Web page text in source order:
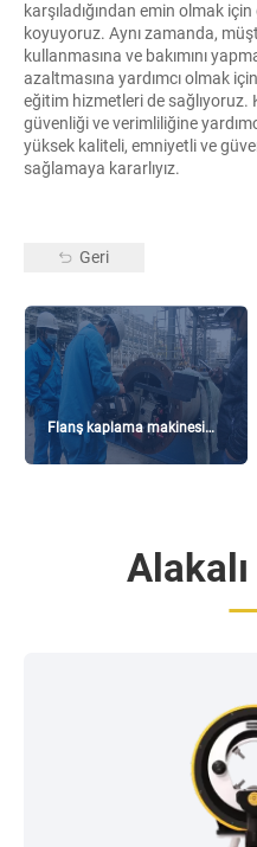
karşıladığından emin olmak
koyuyoruz. Aynı zamanda,
kullanmasına ve bakımını
azaltmasına yardımcı olmak için
eğitim hizmetleri de
güvenliği ve verimliliğine
yüksek kaliteli, emniyetli ve
sağlamaya kararlıyız.
Geri
Flanş kaplama makinesi
bakım kılavuzu